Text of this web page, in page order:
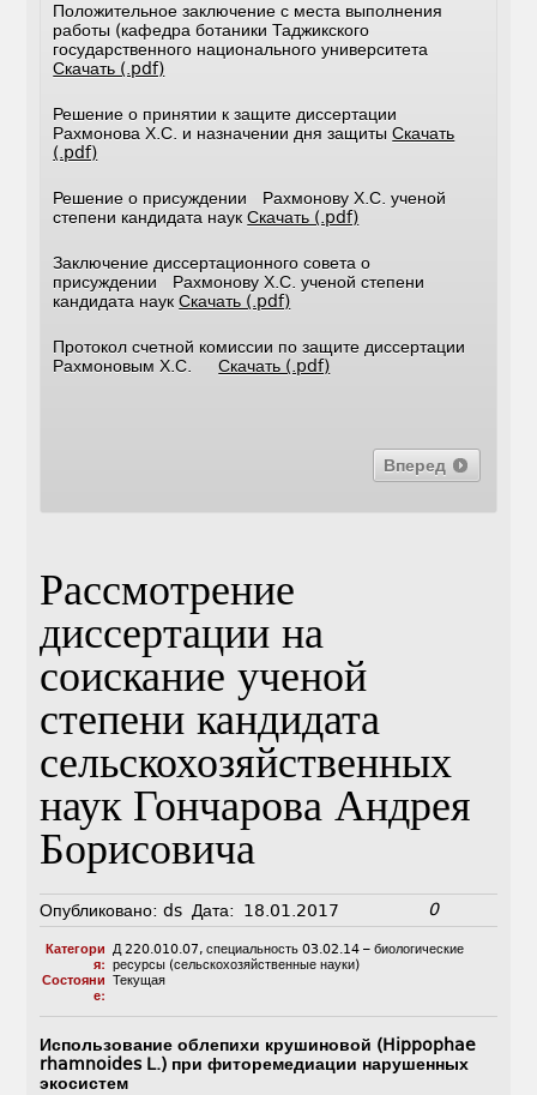
Положительное заключение с места выполнения
работы (кафедра ботаники Таджикского
государственного национального университета
Скачать (.pdf)
Решение о принятии к защите диссертации
Рахмонова Х.С. и назначении дня защитыСкачать
(.pdf)
Решение о присуждении Рахмонову Х.С. ученой
степени кандидата наукСкачать (.pdf)
Заключение диссертационного совета о
присуждении Рахмонову Х.С. ученой степени
кандидата наукСкачать (.pdf)
Протокол счетной комиссии по защите диссертации
Рахмоновым Х.С.Скачать (.pdf)
Вперед
Рассмотрение
диссертации на
соискание ученой
степени кандидата
сельскохозяйственных
наук Гончарова Андрея
Борисовича
Опубликовано: ds Дата: 18.01.2017 0
Категори
я:
Д 220.010.07, специальность 03.02.14 – биологические
ресурсы (сельскохозяйственные науки)
Состояни
е:
Текущая
Использование облепихи крушиновой (Hippophae
rhamnoides L.) при фиторемедиации нарушенных
экосистем